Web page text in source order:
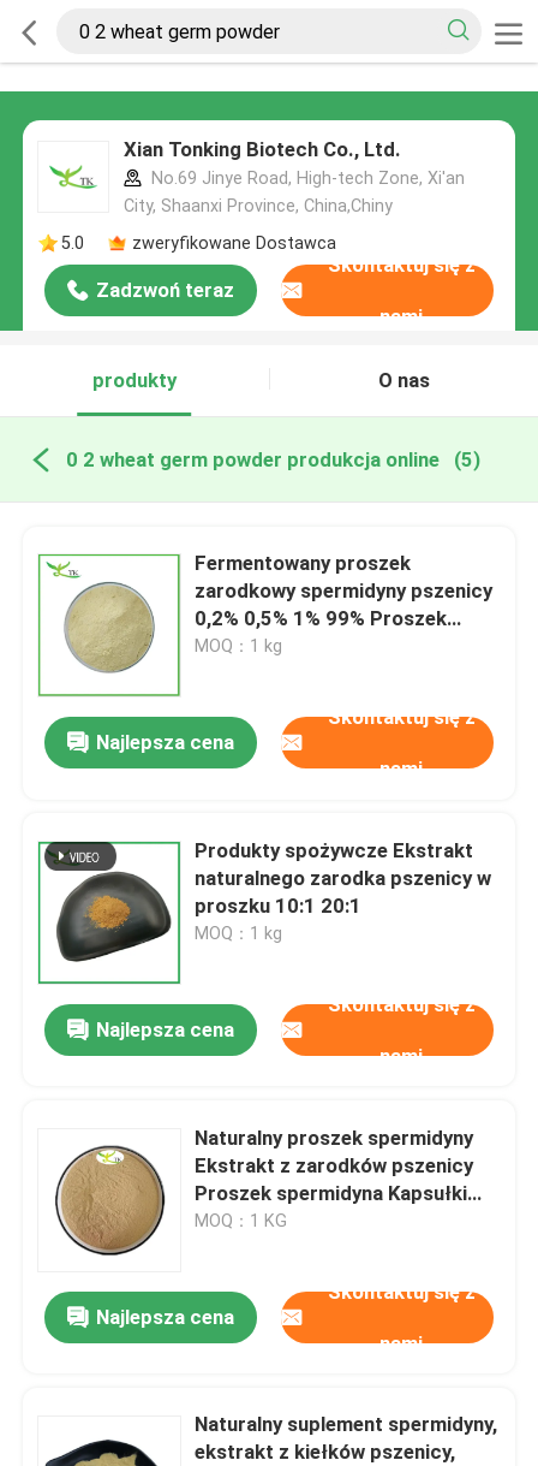
Xian Tonking Biotech Co., Ltd.
No.69 Jinye Road, High-tech Zone, Xi'an
City, Shaanxi Province, China,Chiny
5.0
zweryfikowane Dostawca
Zadzwoń teraz
Skontaktuj się z
nami
produkty O nas
0 2 wheat germ powder produkcja online (5)
Fermentowany proszek
zarodkowy spermidyny pszenicy
0,2% 0,5% 1% 99% Proszek
spermidyny
MOQ：1 kg
Najlepsza cena
Skontaktuj się z
nami
Produkty spożywcze Ekstrakt
naturalnego zarodka pszenicy w
proszku 10:1 20:1
MOQ：1 kg
Najlepsza cena
Skontaktuj się z
nami
Naturalny proszek spermidyny
Ekstrakt z zarodków pszenicy
Proszek spermidyna Kapsułki
luzem
MOQ：1 KG
Najlepsza cena
Skontaktuj się z
nami
Naturalny suplement spermidyny,
ekstrakt z kiełków pszenicy,